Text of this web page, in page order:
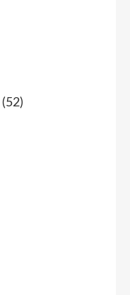
(52)